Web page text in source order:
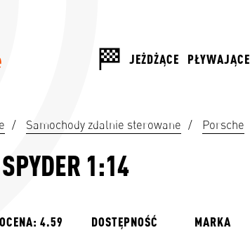
JEŻDŻĄCE PŁYWAJĄCE
/ Samochody zdalnie sterowane / Porsche
1:14
4.59 DOSTĘPNOŚĆ MARKA